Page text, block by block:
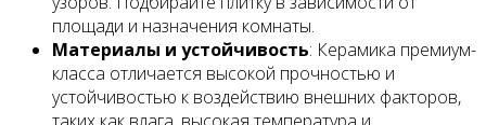
площади и назначения комнаты.
Материалы и устойчивость: Керамика премиум-
класса отличается высокой прочностью и
устойчивостью к воздействию внешних факторов,